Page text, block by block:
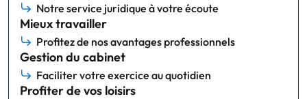
Notre service juridique à votre écoute
Mieux travailler
Profitez de nos avantages professionnels
Gestion du cabinet
Faciliter votre exercice au quotidien
Profiter de vos loisirs